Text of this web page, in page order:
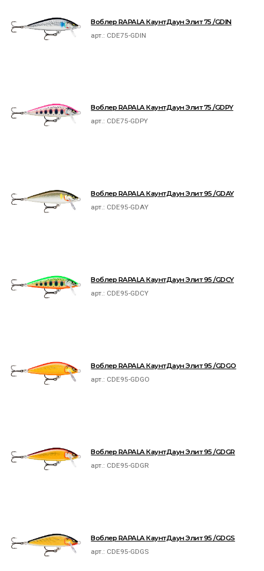
Воблер RAPALA КаунтДаун Элит 75 /GDIN
арт.: CDE75-GDIN
Воблер RAPALA КаунтДаун Элит 75 /GDPY
арт.: CDE75-GDPY
Воблер RAPALA КаунтДаун Элит 95 /GDAY
арт.: CDE95-GDAY
Воблер RAPALA КаунтДаун Элит 95 /GDCY
арт.: CDE95-GDCY
Воблер RAPALA КаунтДаун Элит 95 /GDGO
арт.: CDE95-GDGO
Воблер RAPALA КаунтДаун Элит 95 /GDGR
арт.: CDE95-GDGR
Воблер RAPALA КаунтДаун Элит 95 /GDGS
арт.: CDE95-GDGS